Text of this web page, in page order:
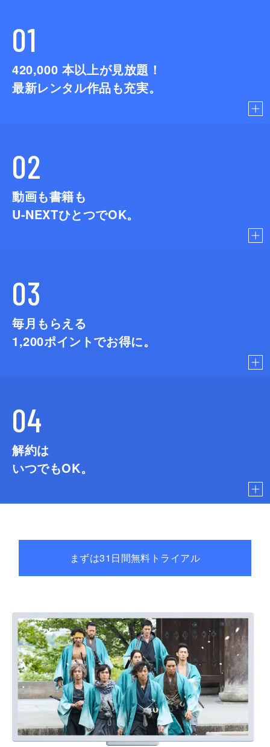
01
420,000 本以上が見放題！
最新レンタル作品も充実。
02
動画も書籍も
U-NEXTひとつでOK。
03
毎月もらえる
1,200ポイントでお得に。
04
解約は
いつでもOK。
まずは31日間無料トライアル